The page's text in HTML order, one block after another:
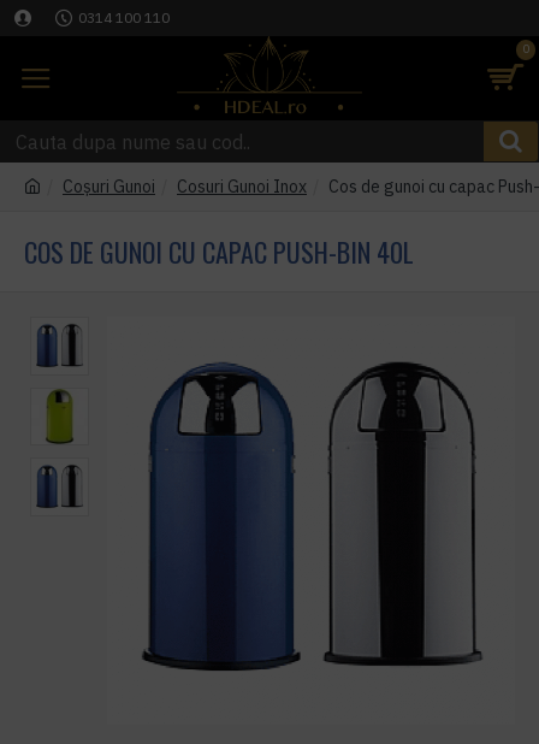
0314 100 110
0
Coşuri Gunoi Cosuri Gunoi Inox Cos de gunoi cu capac
COS DE GUNOI CU CAPAC PUSH-BIN 40L